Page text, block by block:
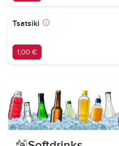
Tsatsiki
1,00 €